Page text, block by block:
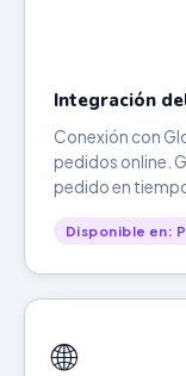
Integración
Conexión con
pedidos online.
pedido en
Disponible en:
🌐